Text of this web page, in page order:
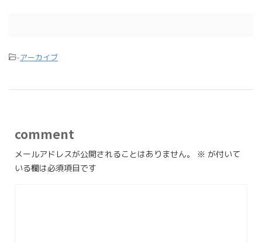
-アーカイブ
comment
メールアドレスが公開されることはありません。 ※ が付いて
いる欄は必須項目です